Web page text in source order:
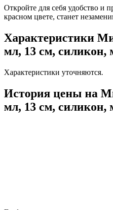
Откройте для себя удобство и
красном цвете, станет
Характеристики
мл, 13 см, силикон,
Характеристики уточняются.
История цены на
мл, 13 см, силикон,